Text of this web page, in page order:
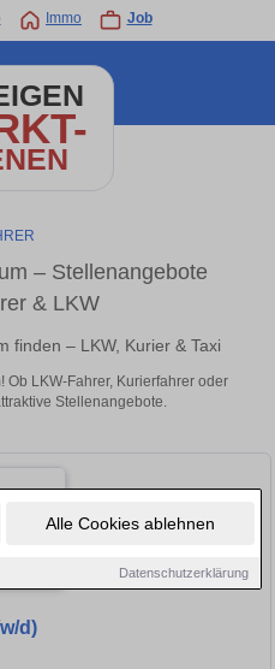
Alle Cookies ablehnen
Datenschutzerklärung
Immo Job
– Stellenangebote
& LKW
finden – LKW, Kurier & Taxi
Ob LKW-Fahrer, Kurierfahrer oder
Stellenangebote.
d)